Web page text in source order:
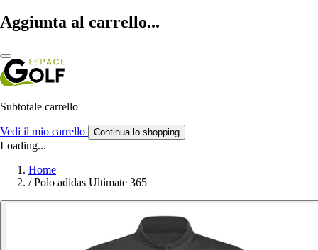
Aggiunta al carrello...
Subtotale carrello
Vedi il mio carrello Continua lo shopping
Loading...
Home
/ Polo adidas Ultimate 365